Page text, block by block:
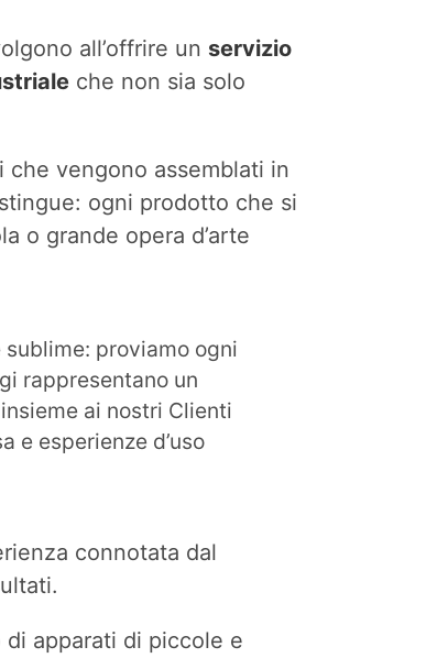
all’offrire un servizio
che non sia solo
vengono assemblati in
ogni prodotto che si
o grande opera d’arte
proviamo ogni
rappresentano un
ai nostri Clienti
e esperienze d’uso
connotata dal
di apparati di piccole e